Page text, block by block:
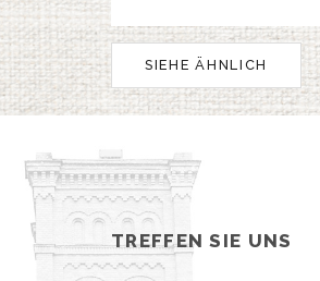
SIEHE ÄHNLICH
TREFFEN SIE UNS